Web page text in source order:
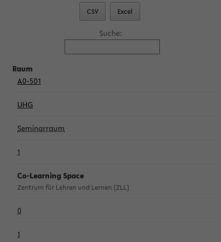
CSV Excel
Suche:
A0-501
UHG
Seminarraum
1
Co-Learning Space
Zentrum für Lehren und Lernen (ZLL)
0
1